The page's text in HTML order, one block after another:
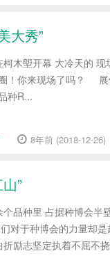
大秀”
柯木塱开幕 大冷天的
！你来现场了吗？
种R...
8年前 (2018-12-26)
”
品种里 占据种博会半
对于种博会的力量却
励志坚定执着不屈不